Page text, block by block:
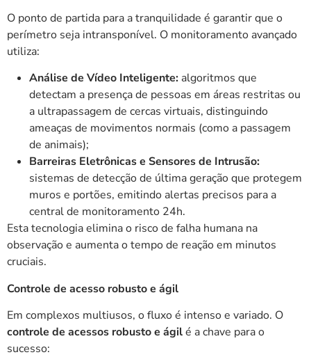
O ponto de partida para a tranquilidade é garantir que o
perímetro seja intransponível. O monitoramento avançado
utiliza:
Análise de Vídeo Inteligente: algoritmos que
detectam a presença de pessoas em áreas restritas ou
a ultrapassagem de cercas virtuais, distinguindo
ameaças de movimentos normais (como a passagem
de animais);
Barreiras Eletrônicas e Sensores de Intrusão:
sistemas de detecção de última geração que protegem
muros e portões, emitindo alertas precisos para a
central de monitoramento 24h.
Esta tecnologia elimina o risco de falha humana na
observação e aumenta o tempo de reação em minutos
cruciais.
Controle de acesso robusto e ágil
Em complexos multiusos, o fluxo é intenso e variado. O
controle de acessos robusto e ágilé a chave para o
sucesso: